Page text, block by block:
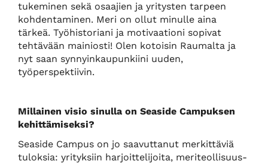
tukeminen sekä osaajien ja yritysten tarpeen
kohdentaminen. Meri on ollut minulle aina
tärkeä. Työhistoriani ja motivaationi sopivat
tehtävään mainiosti! Olen kotoisin Raumalta ja
nyt saan synnyinkaupunkiini uuden,
työperspektiivin.
Millainen visio sinulla on Seaside Campuksen
kehittämiseksi?
Seaside Campus on jo saavuttanut merkittäviä
tuloksia: yrityksiin harjoittelijoita, meriteollisuus-